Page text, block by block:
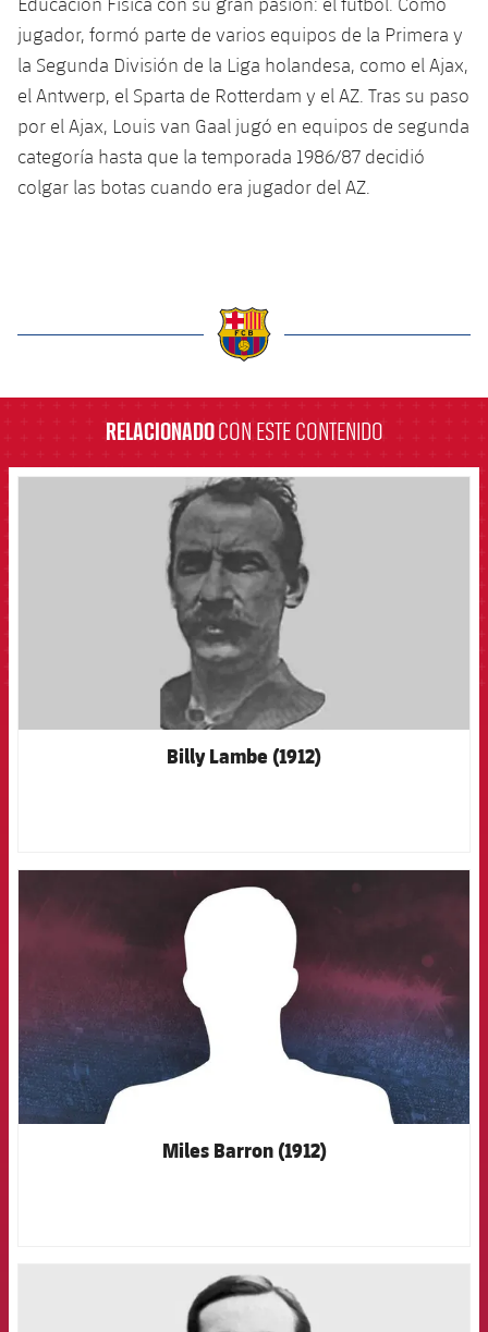
jugador, formó parte de varios equipos de la Primera y
la Segunda División de la Liga holandesa, como el Ajax,
el Antwerp, el Sparta de Rotterdam y el AZ. Tras su paso
por el Ajax, Louis van Gaal jugó en equipos de segunda
categoría hasta que la temporada 1986/87 decidió
colgar las botas cuando era jugador del AZ.
RELACIONADOCON ESTE CONTENIDO
FCB Barcelona badge
Billy Lambe (1912)
FCB Barcelona badge
Miles Barron (1912)
FCB Barcelona badge